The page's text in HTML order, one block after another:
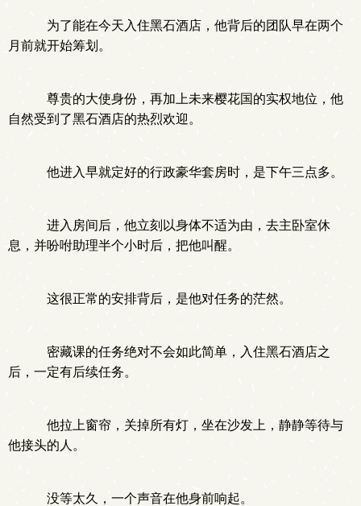
为了能在今天入住黑石酒店，他背后的团队早在两个
月前就开始筹划。
尊贵的大使身份，再加上未来樱花国的实权地位，他
自然受到了黑石酒店的热烈欢迎。
他进入早就定好的行政豪华套房时，是下午三点多。
进入房间后，他立刻以身体不适为由，去主卧室休
息，并吩咐助理半个小时后，把他叫醒。
这很正常的安排背后，是他对任务的茫然。
密藏课的任务绝对不会如此简单，入住黑石酒店之
后，一定有后续任务。
他拉上窗帘，关掉所有灯，坐在沙发上，静静等待与
他接头的人。
没等太久，一个声音在他身前响起。